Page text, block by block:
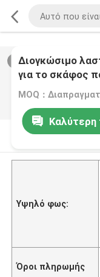
/0
Διογκώσιμο
για το σκάφος
που
Καλύτερη
Περιγραφή
Υψηλό φως:
Όροι πληρωμής